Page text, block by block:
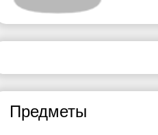
Предметы
сб
8
свободных